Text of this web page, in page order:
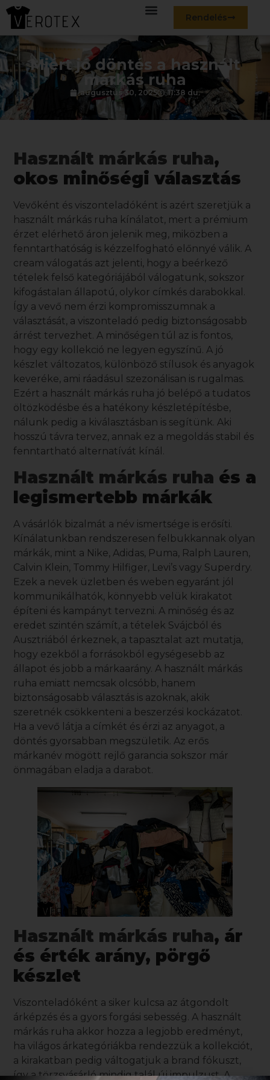
Rendelés
Miért jó döntés a használt
márkás ruha
augusztus 30, 2025 11:38 du.
Használt márkás ruha,
okos minőségi választás
Vevőként és viszonteladóként is azért szeretjük a
használt márkás ruha kínálatot, mert a prémium
érzet elérhető áron jelenik meg, miközben a
fenntarthatóság is kézzelfogható előnnyé válik. A
cream válogatás azt jelenti, hogy a beérkező
tételek felső kategóriájából válogatunk, sokszor
kifogástalan állapotú, olykor címkés darabokkal.
Így a vevő nem érzi kompromisszumnak a
választását, a viszonteladó pedig biztonságosabb
árrést tervezhet. A minőségen túl az is fontos,
hogy egy kollekció ne legyen egyszínű. A jó
készlet változatos, különböző stílusok és anyagok
keveréke, ami ráadásul szezonálisan is rugalmas.
Ezért a használt márkás ruha jó belépő a tudatos
öltözködésbe és a hatékony készletépítésbe,
nálunk pedig a kiválasztásban is segítünk. Aki
hosszú távra tervez, annak ez a megoldás stabil és
fenntartható alternatívát kínál.
Használt márkás ruha és a
legismertebb márkák
A vásárlók bizalmát a név ismertsége is erősíti.
Kínálatunkban rendszeresen felbukkannak olyan
márkák, mint a Nike, Adidas, Puma, Ralph Lauren,
Calvin Klein, Tommy Hilfiger, Levi’s vagy Superdry.
Ezek a nevek üzletben és weben egyaránt jól
kommunikálhatók, könnyebb velük kirakatot
építeni és kampányt tervezni. A minőség és az
eredet szintén számít, a tételek Svájcból és
Ausztriából érkeznek, a tapasztalat azt mutatja,
hogy ezekből a forrásokból egységesebb az
állapot és jobb a márkaarány. A használt márkás
ruha emiatt nemcsak olcsóbb, hanem
biztonságosabb választás is azoknak, akik
szeretnék csökkenteni a beszerzési kockázatot.
Ha a vevő látja a címkét és érzi az anyagot, a
döntés gyorsabban megszületik. Az erős
márkanév mögött rejlő garancia sokszor már
önmagában eladja a darabot.
Használt márkás ruha, ár
és érték arány, pörgő
készlet
Viszonteladóként a siker kulcsa az átgondolt
árképzés és a gyors forgási sebesség. A használt
márkás ruha akkor hozza a legjobb eredményt,
ha világos árkategóriákba rendezzük a kollekciót,
a kirakatban pedig váltogatjuk a brand fókuszt,
így a törzsvásárló mindig talál új impulzust. A